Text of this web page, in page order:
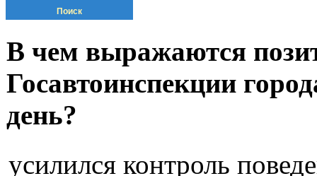
Поиск
В чем выражаются
Госавтоинспекции
день?
усилился контроль